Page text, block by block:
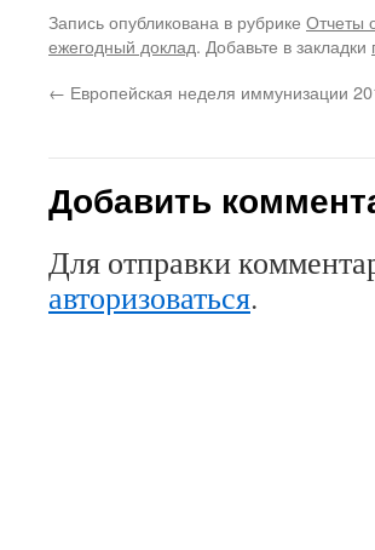
Запись опубликована в рубрике Отчеты
ежегодный доклад. Добавьте в закладки
← Европейская неделя иммунизации
Добавить
Для отправки
авторизоваться.